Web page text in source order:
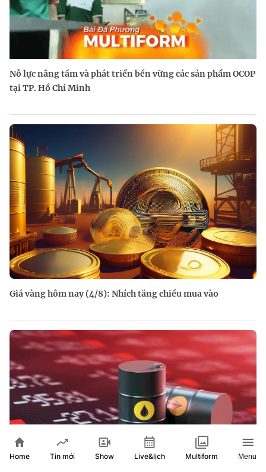
Nỗ lực nâng tầm và phát triển bền vững các sản phẩm OCOP
tại TP. Hồ Chí Minh
Giá vàng hôm nay (4/8): Nhích tăng chiều mua vào
Home Tin mới Show Live&lịch Multiform Menu